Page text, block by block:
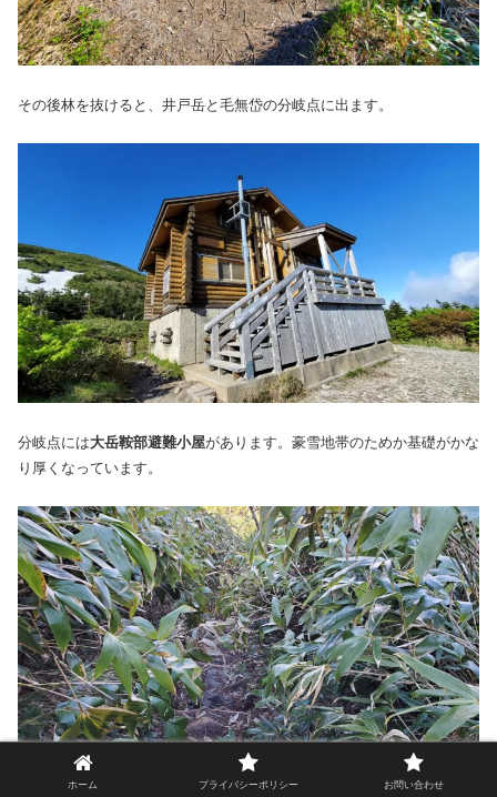
その後林を抜けると、井戸岳と毛無岱の分岐点に出ます。
分岐点には大岳鞍部避難小屋があります。豪雪地帯のためか基礎がかな
り厚くなっています。
ホーム プライバシーポリシー お問い合わせ